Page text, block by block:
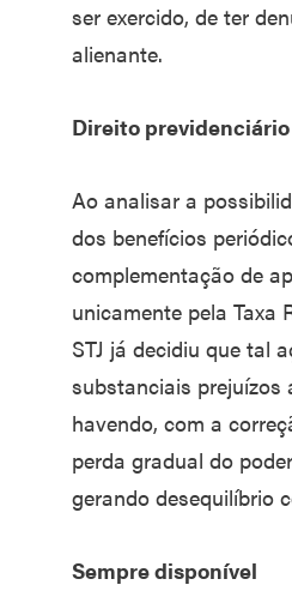
ser exercido, de ter
alienante.
Direito previdenciário
Ao analisar a
dos benefícios
complementação de
unicamente pela Taxa
STJ já decidiu que tal
substanciais prejuízos
havendo, com a
perda gradual do
gerando desequilíbrio
Sempre disponível